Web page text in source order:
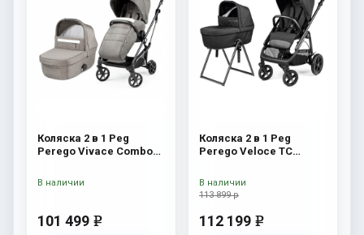
Коляска 2 в 1 Peg
Perego Vivace Combo
101 499 e
В наличии
Коляска 2 в 1 Peg
Perego Veloce TC
New
113 899 р
112 199 e
В наличии